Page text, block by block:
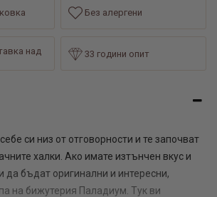
Без алергени
над
33 години опит
си низ от отговорности и те започват
халки. Ако имате изтънчен вкус и
да бъдат оригинални и интересни,
на бижутерия Паладиум. Тук ви